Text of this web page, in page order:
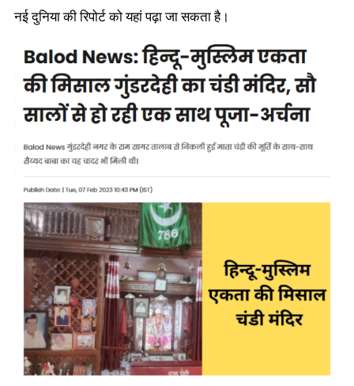
नई दुनिया की रिपोर्ट को यहां पढ़ा जा सकता है।